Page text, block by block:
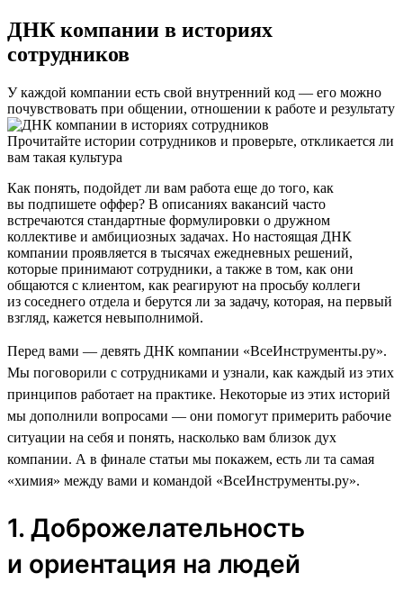
ДНК компании в историях
сотрудников
У каждой компании есть свой внутренний код — его можно
почувствовать при общении, отношении к работе и результату
Прочитайте истории сотрудников и проверьте, откликается ли
вам такая культура
Как понять, подойдет ли вам работа еще до того, как
вы подпишете оффер? В описаниях вакансий часто
встречаются стандартные формулировки о дружном
коллективе и амбициозных задачах. Но настоящая ДНК
компании проявляется в тысячах ежедневных решений,
которые принимают сотрудники, а также в том, как они
общаются с клиентом, как реагируют на просьбу коллеги
из соседнего отдела и берутся ли за задачу, которая, на первый
взгляд, кажется невыполнимой.
Перед вами — девять ДНК компании «ВсеИнструменты.ру».
Мы поговорили с сотрудниками и узнали, как каждый из этих
принципов работает на практике. Некоторые из этих историй
мы дополнили вопросами — они помогут примерить рабочие
ситуации на себя и понять, насколько вам близок дух
компании. А в финале статьи мы покажем, есть ли та самая
«химия» между вами и командой «ВсеИнструменты.ру».
1. Доброжелательность
и ориентация на людей